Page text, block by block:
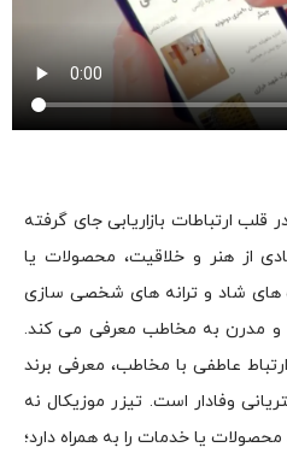
ارتباطات بازاریابی جای گرفته‌
از هنر و خلاقیت، محصولات یا
های شاد و ترانه‌ های شخصی‌ سازی‌
و مدرن به مخاطب معرفی می‌ کند.
عاطفی با مخاطب، معرفی برند
وفادار است. تیزر موزیکال نه
یا خدمات را به همراه دارد؛